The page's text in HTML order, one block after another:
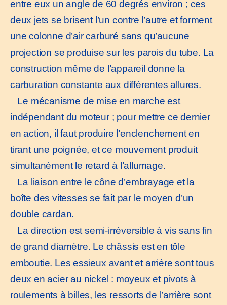
entre eux un angle de 60 degrés environ ; ces
deux jets se brisent l’un contre l’autre et forment
une colonne d’air carburé sans qu’aucune
projection se produise sur les parois du tube. La
construction même de l’appareil donne la
carburation constante aux différentes allures.
Le mécanisme de mise en marche est
indépendant du moteur ; pour mettre ce dernier
en action, il faut produire l’enclenchement en
tirant une poignée, et ce mouvement produit
simultanément le retard à l’allumage.
La liaison entre le cône d’embrayage et la
boîte des vitesses se fait par le moyen d’un
double cardan.
La direction est semi-irréversible à vis sans fin
de grand diamètre. Le châssis est en tôle
emboutie. Les essieux avant et arrière sont tous
deux en acier au nickel : moyeux et pivots à
roulements à billes, les ressorts de l’arrière sont